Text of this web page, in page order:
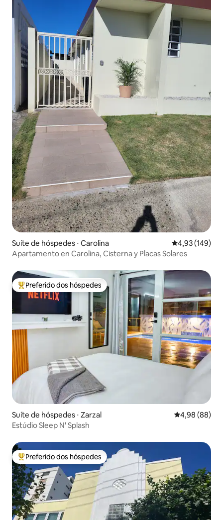
Suíte de hóspedes ⋅ Carolina 4,93 de uma
4,93 (149)
Apartamento en Carolina, Cisterna y Placas Solares
Entre os melhores preferidos dos hóspedes
Preferido dos hóspedes
Suíte de hóspedes ⋅ Zarzal 4,98 de uma
4,98 (88)
Estúdio Sleep N' Splash
Entre os melhores preferidos dos hóspedes
Preferido dos hóspedes